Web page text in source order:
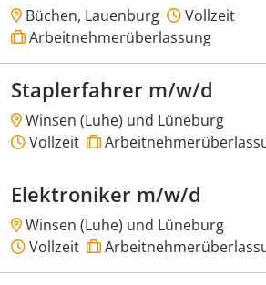
Büchen, Lauenburg
Vollzeit
Arbeitnehmerüberlassung
Staplerfahrer m/w/d
Winsen (Luhe) und Lüneburg
Vollzeit
Elektroniker m/w/d
Winsen (Luhe) und Lüneburg
Vollzeit